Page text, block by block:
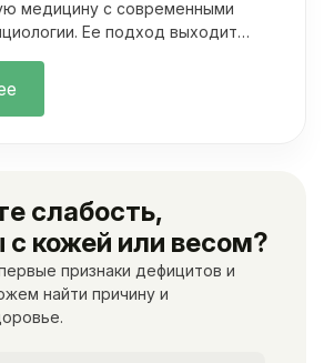
медицину с современными
Ее подход выходит
слабость,
кожей или весом?
признаки дефицитов и
найти причину и